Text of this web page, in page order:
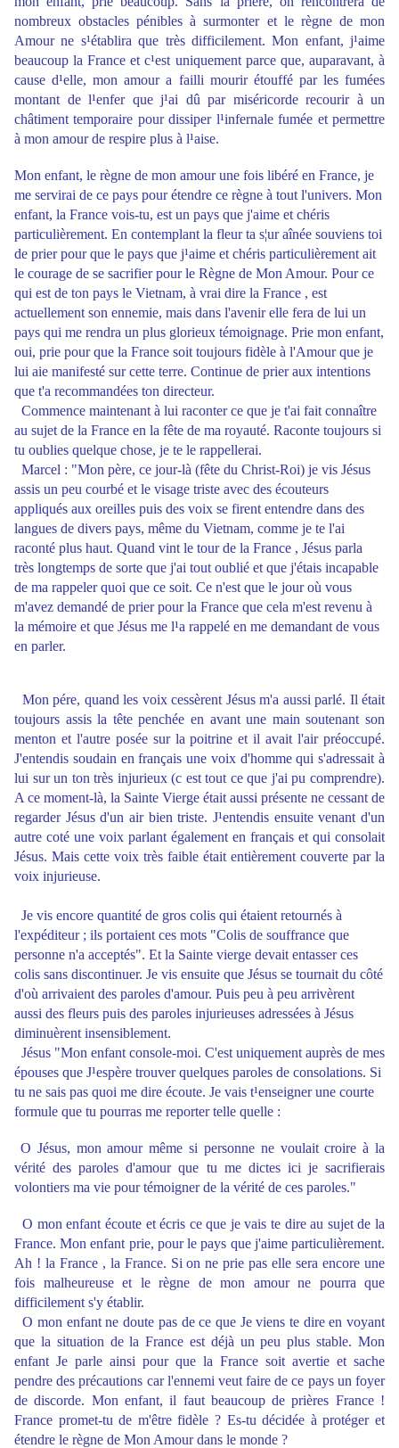
nombreux obstacles pénibles à surmonter et le règne de mon
Amour ne s¹établira que très difficilement. Mon enfant, j¹aime
beaucoup la France et c¹est uniquement parce que, auparavant, à
cause d¹elle, mon amour a failli mourir étouffé par les fumées
montant de l¹enfer que j¹ai dû par miséricorde recourir à un
châtiment temporaire pour dissiper l¹infernale fumée et permettre
à mon amour de respire plus à l¹aise.
Mon enfant, le règne de mon amour une fois libéré en France, je
me servirai de ce pays pour étendre ce règne à tout l'univers. Mon
enfant, la France vois-tu, est un pays que j'aime et chéris
particulièrement. En contemplant la fleur ta s¦ur aînée souviens toi
de prier pour que le pays que j¹aime et chéris particulièrement ait
le courage de se sacrifier pour le Règne de Mon Amour. Pour ce
qui est de ton pays le Vietnam, à vrai dire la France , est
actuellement son ennemie, mais dans l'avenir elle fera de lui un
pays qui me rendra un plus glorieux témoignage. Prie mon enfant,
oui, prie pour que la France soit toujours fidèle à l'Amour que je
lui aie manifesté sur cette terre. Continue de prier aux intentions
que t'a recommandées ton directeur.
Commence maintenant à lui raconter ce que je t'ai fait connaître
au sujet de la France en la fête de ma royauté. Raconte toujours si
tu oublies quelque chose, je te le rappellerai.
Marcel : "Mon père, ce jour-là (fête du Christ-Roi) je vis Jésus
assis un peu courbé et le visage triste avec des écouteurs
appliqués aux oreilles puis des voix se firent entendre dans des
langues de divers pays, même du Vietnam, comme je te l'ai
raconté plus haut. Quand vint le tour de la France , Jésus parla
très longtemps de sorte que j'ai tout oublié et que j'étais incapable
de ma rappeler quoi que ce soit. Ce n'est que le jour où vous
m'avez demandé de prier pour la France que cela m'est revenu à
la mémoire et que Jésus me l¹a rappelé en me demandant de vous
en parler.
Mon pére, quand les voix cessèrent Jésus m'a aussi parlé. Il était
toujours assis la tête penchée en avant une main soutenant son
menton et l'autre posée sur la poitrine et il avait l'air préoccupé.
J'entendis soudain en français une voix d'homme qui s'adressait à
lui sur un ton très injurieux (c est tout ce que j'ai pu comprendre).
A ce moment-là, la Sainte Vierge était aussi présente ne cessant de
regarder Jésus d'un air bien triste. J¹entendis ensuite venant d'un
autre coté une voix parlant également en français et qui consolait
Jésus. Mais cette voix très faible était entièrement couverte par la
voix injurieuse.
Je vis encore quantité de gros colis qui étaient retournés à
l'expéditeur ; ils portaient ces mots "Colis de souffrance que
personne n'a acceptés". Et la Sainte vierge devait entasser ces
colis sans discontinuer. Je vis ensuite que Jésus se tournait du côté
d'où arrivaient des paroles d'amour. Puis peu à peu arrivèrent
aussi des fleurs puis des paroles injurieuses adressées à Jésus
diminuèrent insensiblement.
Jésus "Mon enfant console-moi. C'est uniquement auprès de mes
épouses que J¹espère trouver quelques paroles de consolations. Si
tu ne sais pas quoi me dire écoute. Je vais t¹enseigner une courte
formule que tu pourras me reporter telle quelle :
O Jésus, mon amour même si personne ne voulait croire à la
vérité des paroles d'amour que tu me dictes ici je sacrifierais
volontiers ma vie pour témoigner de la vérité de ces paroles."
O mon enfant écoute et écris ce que je vais te dire au sujet de la
France. Mon enfant prie, pour le pays que j'aime particulièrement.
Ah ! la France , la France. Si on ne prie pas elle sera encore une
fois malheureuse et le règne de mon amour ne pourra que
difficilement s'y établir.
O mon enfant ne doute pas de ce que Je viens te dire en voyant
que la situation de la France est déjà un peu plus stable. Mon
enfant Je parle ainsi pour que la France soit avertie et sache
pendre des précautions car l'ennemi veut faire de ce pays un foyer
de discorde. Mon enfant, il faut beaucoup de prières France !
France promet-tu de m'être fidèle ? Es-tu décidée à protéger et
étendre le règne de Mon Amour dans le monde ?